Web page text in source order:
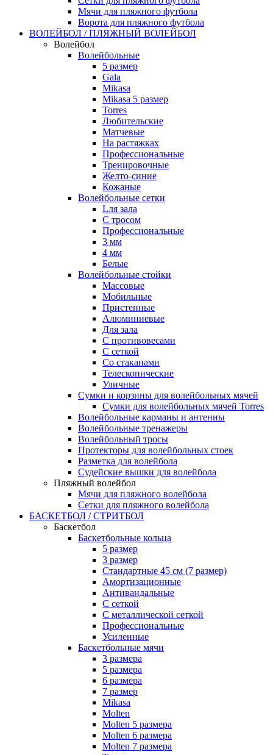
Мячи для пляжного футбола
Ворота для пляжного футбола
ВОЛЕЙБОЛ / ПЛЯЖНЫЙ ВОЛЕЙБОЛ
Волейбол
Волейбольные
5 размер
Gala
Mikasa
Mikasa 5 размер
Torres
Любительские
Матчевые
На растяжках
Профессиональные
Тренировочные
Желто-синие
Кожаные
Волейбольные сетки
Lля зала
C тросом
Профессиональные
3 мм
4 мм
Белые
Волейбольные стойки
Массовые
Мобильные
Пристенные
Алюминиевые
Для зала
С противовесами
С сеткой
Со стаканами
Телескопические
Уличные
Сумки и корзины для волейбольных мячей
Сумки для волейбольных мячей Torres
Волейбольные карманы и антенны
Волейбольные тренажеры
Волейбольный тросы
Протекторы для волейбольных стоек
Разметка для волейбола
Судейские вышки для волейбола
Пляжный волейбол
Мячи для пляжного волейбола
Сетки для пляжного волейбола
БАСКЕТБОЛ / СТРИТБОЛ
Баскетбол
Баскетбольные кольца
5 размер
3 размер
Стандартные 45 см (7 размер)
Амортизационные
Антивандальные
С сеткой
С металлической сеткой
Профессиональные
Усиленные
Баскетбольные мячи
3 размера
5 размера
6 размера
7 размер
Mikasa
Molten
Molten 5 размера
Molten 6 размера
Molten 7 размера